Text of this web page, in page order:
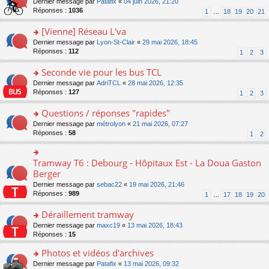
nt
s
ré
e
nt
n
lu
le
pl
u
s
ré
e
nt
e
n
o
n
lu
le
pl
u
s
ré
c
nt
e
s
s
a
g
e
n
lu
le
pl
u
s
ré
nt
n
s
ult
er
le
m
e
s
s
a
g
n
o
n
lu
le
u
s
ré
nt
Réponses : 1036 1 18 19 20 21
o
n
s
ult
er
le
m
e
s
s
a
g
e
n
o
n
lu
le
pl
u
s
ré
c
nt
[Vienne] Réseau L'va
Dernier message par Lyon-St-Clair « 29 mai 2026, 18:45
Réponses : 112 1 2 3
o
n
s
ult
er
le
m
e
s
a
g
e
n
lu
le
pl
u
s
Seconde vie pour les bus TCL
Dernier message par AdriTCL « 28 mai 2026, 12:35
Réponses : 127 1 2 3
o
n
s
ult
er
le
m
e
s
s
a
g
e
n
o
n
Questions / réponses "rapides"
Dernier message par métrolyon « 21 mai 2026, 07:27
Réponses : 58 1 2
o
n
ult
er
le
m
e
s
s
a
g
Tramway T6 : Debourg - Hôpitaux Est - La Doua Gaston
Berger
Dernier message par sebac22 « 19 mai 2026, 21:46
Réponses : 989 1 17 18 19 20
o
n
s
ult
er
Déraillement tramway
Dernier message par maxc19 « 13 mai 2026, 18:43
Réponses : 15
o
Photos et vidéos d'archives
Dernier message par Patafix « 13 mai 2026, 09:32